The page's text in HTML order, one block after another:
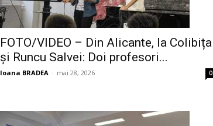
FOTO/VIDEO – Din Alicante, la Colibița
și Runcu Salvei: Doi profesori...
Ioana BRADEA - mai 28, 2026 0